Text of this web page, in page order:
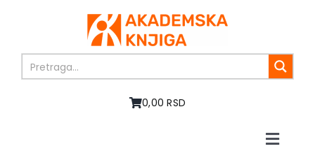
0,00 RSD
Toggle